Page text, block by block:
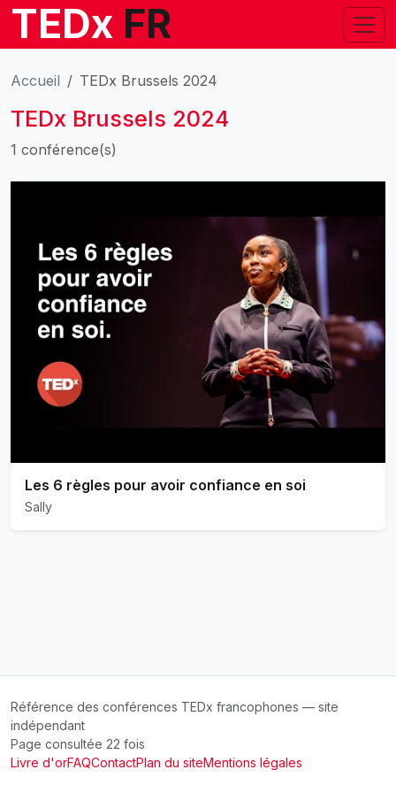
TEDx FR
Accueil TEDx Brussels 2024
TEDx Brussels 2024
1 conférence(s)
Les 6 règles pour avoir confiance en soi
Sally
Référence des conférences TEDx francophones — site
indépendant
Page consultée 22 fois
Livre d'orFAQContactPlan du siteMentions légales